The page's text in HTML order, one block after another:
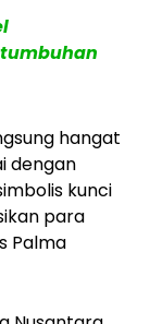
hangat
dengan
kunci
para
Palma